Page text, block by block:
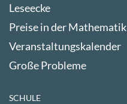
Leseecke
Preise in der Mathematik
Veranstaltungskalender
Große Probleme
SCHULE